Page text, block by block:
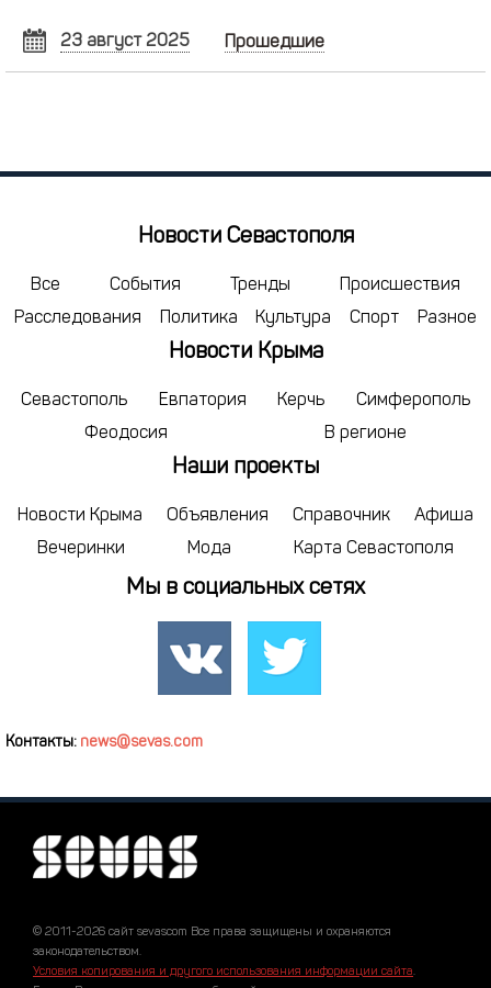
23 август 2025
АВГУСТ 2025
4 5 6 7 8 9 10
20 21 22
25 26 27 28 30 31
1 2 3 5 6 7
Прошедшие
Новости Севастополя
Все События Тренды
Происшествия
Расследования
Политика Культура Спорт Разное
Новости Крыма
Севастополь Евпатория Керчь
Симферополь
Феодосия
В регионе
Наши проекты
Новости Крыма Объявления Справочник
Афиша
Вечеринки
Мода Карта Севастополя
Мы в социальных сетях
Контакты: news@sevas.com
© 2011-2026 сайт sevascom Все права защищены и охраняются
законодательством.
Условия копирования и другого использования информации сайта.